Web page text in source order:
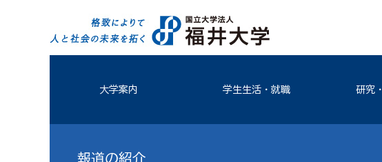
大学案内 学生生活・就職 研究
報道の紹介